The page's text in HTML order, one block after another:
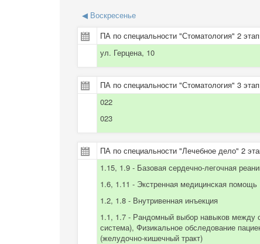
◀ Воскресенье
ПА по специальности "Стоматология" 2
ул. Герцена, 10
ПА по специальности "Стоматология" 3
022
023
ПА по специальности "Лечебное дело" 2
1.15, 1.9 - Базовая сердечно-легочная
1.6, 1.11 - Экстренная медицинская помощь
1.2, 1.8 - Внутривенная инъекция
1.1, 1.7 - Рандомный выбор навыков между
система), Физикальное обследование
(желудочно-кишечный тракт)